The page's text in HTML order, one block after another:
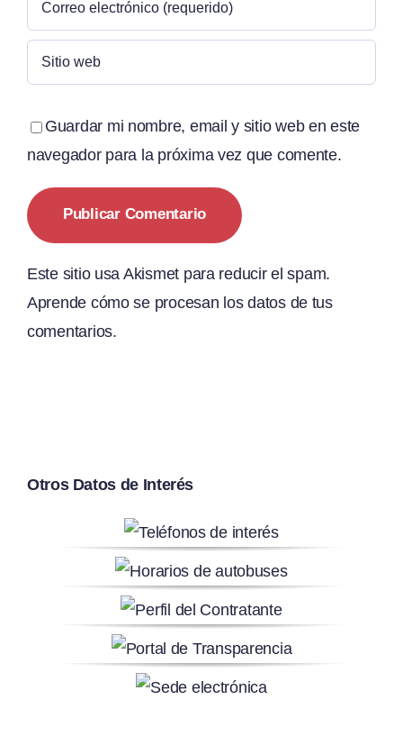
Guardar mi nombre, email y sitio web en este
navegador para la próxima vez que comente.
Este sitio usa Akismet para reducir el spam.
Aprende cómo se procesan los datos de tus
comentarios.
Otros Datos de Interés